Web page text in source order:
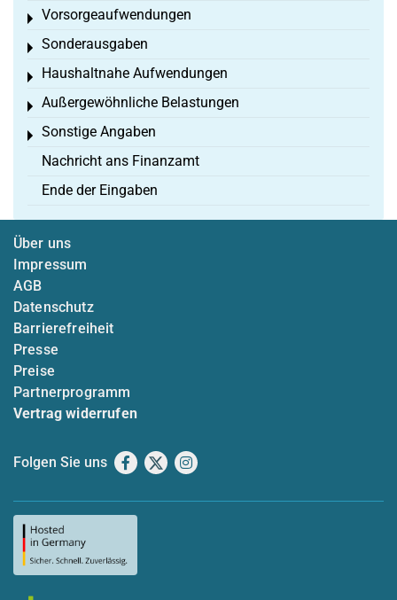
Vorsorgeaufwendungen
Toggle menu
Sonderausgaben
Toggle menu
Haushaltnahe Aufwendungen
Toggle menu
Außergewöhnliche Belastungen
Toggle menu
Sonstige Angaben
Toggle menu
Nachricht ans Finanzamt
Ende der Eingaben
Über uns
Impressum
AGB
Datenschutz
Barrierefreiheit
Presse
Preise
Partnerprogramm
Vertrag widerrufen
Folgen Sie uns Facebook
X Instagram